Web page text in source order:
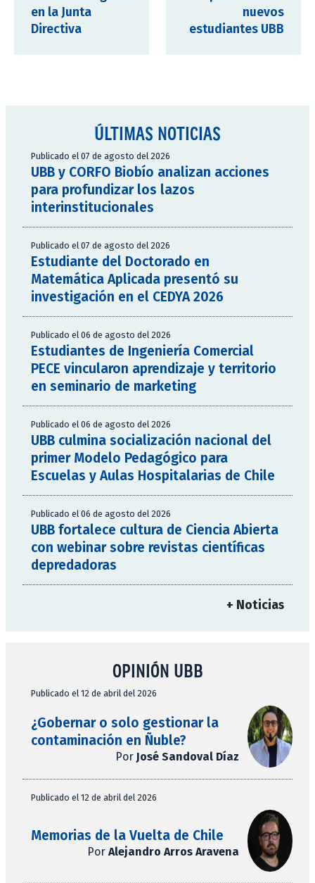
en la Junta
Directiva
nuevos
estudiantes UBB
ÚLTIMAS NOTICIAS
Publicado el 07 de agosto del 2026
UBB y CORFO Biobío analizan acciones
para profundizar los lazos
interinstitucionales
Publicado el 07 de agosto del 2026
Estudiante del Doctorado en
Matemática Aplicada presentó su
investigación en el CEDYA 2026
Publicado el 06 de agosto del 2026
Estudiantes de Ingeniería Comercial
PECE vincularon aprendizaje y territorio
en seminario de marketing
Publicado el 06 de agosto del 2026
UBB culmina socialización nacional del
primer Modelo Pedagógico para
Escuelas y Aulas Hospitalarias de Chile
Publicado el 06 de agosto del 2026
UBB fortalece cultura de Ciencia Abierta
con webinar sobre revistas científicas
depredadoras
+ Noticias
OPINIÓN UBB
Publicado el 12 de abril del 2026
¿Gobernar o solo gestionar la
contaminación en Ñuble?
Por José Sandoval Díaz
Publicado el 12 de abril del 2026
Memorias de la Vuelta de Chile
Por Alejandro Arros Aravena